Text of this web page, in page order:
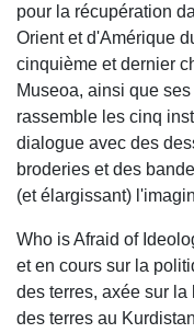
pour la récupération
Orient et d'Amérique
cinquième et dernier
Museoa, ainsi que
rassemble les cinq
dialogue avec des
broderies et des
(et élargissant)
Who is Afraid of
et en cours sur la
des terres, axée sur
des terres au